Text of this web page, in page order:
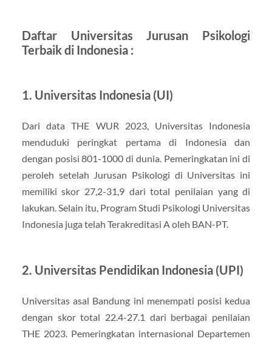
Daftar Universitas Jurusan Psikologi
Terbaik di Indonesia :
1. Universitas Indonesia (UI)
Dari data THE WUR 2023, Universitas Indonesia
menduduki peringkat pertama di Indonesia dan
dengan posisi 801-1000 di dunia. Pemeringkatan ini di
peroleh setelah Jurusan Psikologi di Universitas ini
memiliki skor 27,2-31,9 dari total penilaian yang di
lakukan. Selain itu, Program Studi Psikologi Universitas
Indonesia juga telah Terakreditasi A oleh BAN-PT.
2. Universitas Pendidikan Indonesia (UPI)
Universitas asal Bandung ini menempati posisi kedua
dengan skor total 22.4-27.1 dari berbagai penilaian
THE 2023. Pemeringkatan internasional Departemen